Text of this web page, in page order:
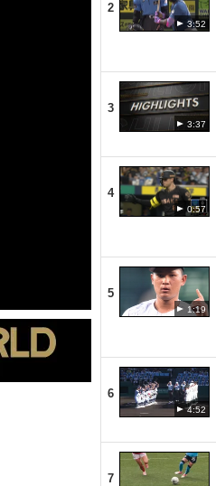
2
3:52
3
3:37
4
0:57
5
1:19
6
4:52
7